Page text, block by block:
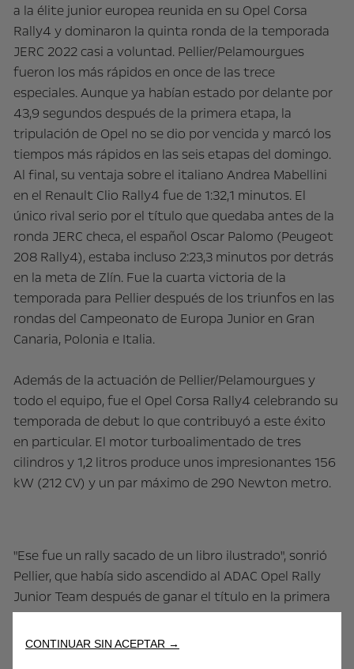
a la élite junior europea reunida en su Opel Corsa
Rally4 y dominaron la quinta ronda de la temporada
JERC 2022 casi a voluntad. Pellier/Pelamourgues
fueron los más rápidos en once de las trece
especiales. Aunque ya habían estado por delante por
43,9 segundos después de la primera etapa, la
tripulación de Opel no se dio por vencida y marcó los
tiempos más rápidos en las seis etapas del domingo.
Al final, su ventaja sobre el italiano Andrea Mabellini
en el Renault Clio Rally4 fue de 1:32,1 minutos. El
único rival serio por el título que quedaba antes de la
ronda JERC checa, el español Oscar Palomo (Peugeot
208 Rally4), estaba incluso 2:23,3 minutos por detrás
en la meta de Zlín. Fue la cuarta victoria de la
temporada para Pellier después de los triunfos en las
rondas del Campeonato de Europa Junior en Gran
Canaria, Polonia e Italia.
Además de la actuación de Pellier/Pelamourgues y
todo el equipo, fue el Opel Corsa Rally4 celebrando su
temporada de debut lo que contribuyó a este éxito
en particular. El motor turboalimentado de tres
cilindros y 1,2 litros produce unos impresionantes 156
kW (212 CV) y un par máximo de 290 Newton metro.
"Ese fue un rally sacado de un libro ilustrado", sonrió
Pellier, que había sido ascendido al ADAC Opel Rally
Junior Team después de ganar el título en la primera
copa monomarca de rally eléctrico del mundo, la ADAC
Opel e-Rally Cup. el año pasado. "Todo el equipo hizo
CONTINUAR SIN ACEPTAR →